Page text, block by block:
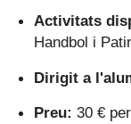
Activitats
Handbol i
Dirigit a
Preu: 30 €